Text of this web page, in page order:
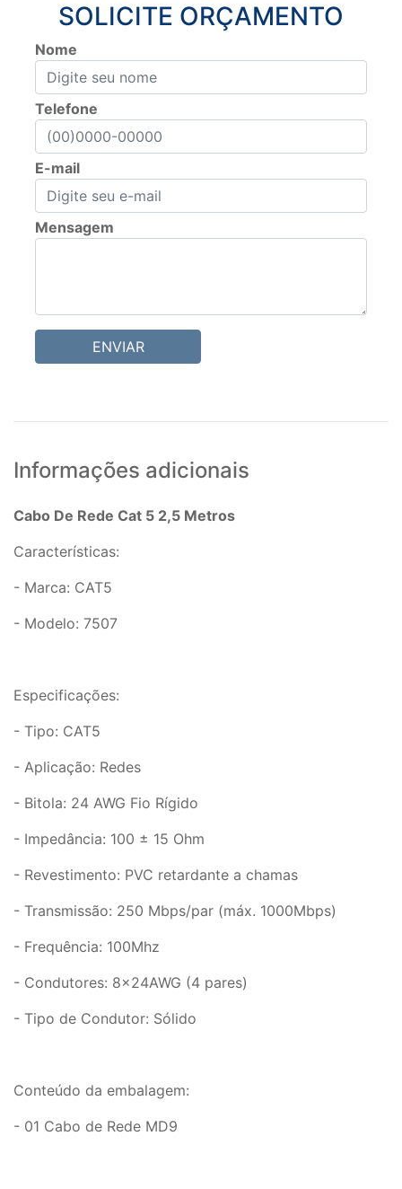
SOLICITE ORÇAMENTO
Nome
Telefone
E-mail
Mensagem
ENVIAR
Informações adicionais
Cabo De Rede Cat 5 2,5 Metros
Características:
- Marca: CAT5
- Modelo: 7507
Especificações:
- Tipo: CAT5
- Aplicação: Redes
- Bitola: 24 AWG Fio Rígido
- Impedância: 100 ± 15 Ohm
- Revestimento: PVC retardante a chamas
- Transmissão: 250 Mbps/par (máx. 1000Mbps)
- Frequência: 100Mhz
- Condutores: 8x24AWG (4 pares)
- Tipo de Condutor: Sólido
Conteúdo da embalagem:
- 01 Cabo de Rede MD9